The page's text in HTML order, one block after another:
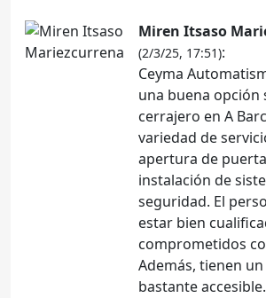
Miren Itsaso
(2/3/25, 17:51):
Ceyma
una buena opción
cerrajero en A
variedad de
apertura de
instalación de
seguridad. El
estar bien
comprometidos
Además, tienen
bastante accesible.